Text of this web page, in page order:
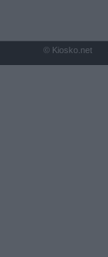
© Kiosko.net